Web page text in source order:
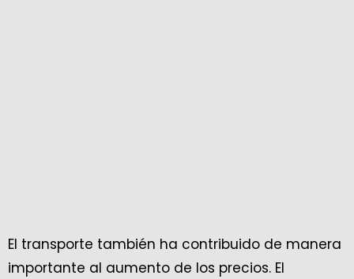
El transporte también ha contribuido de manera
importante al aumento de los precios. El